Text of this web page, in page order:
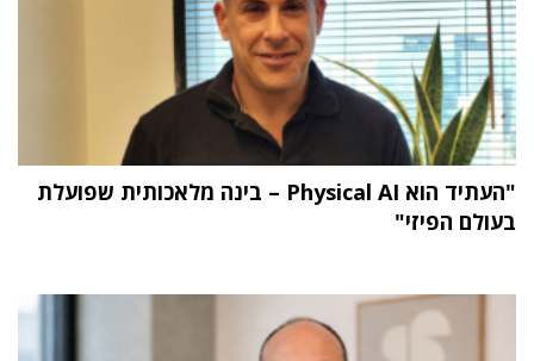
"העתיד הוא Physical AI – בינה מלאכותית שפועלת
בעולם הפיזי"